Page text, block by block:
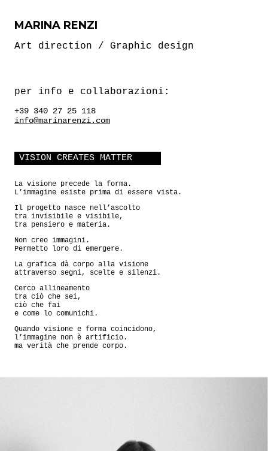
MARINA RENZI
Art direction / Graphic design
per info e collaborazioni:
+39 340 27 25 118
info@marinarenzi.com
VISION CREATES MATTER
La visione precede la forma.
L’immagine esiste prima di essere vista.
Il progetto nasce nell’ascolto
tra invisibile e visibile,
tra pensiero e materia.
Non creo immagini.
Permetto loro di emergere.
La grafica dà corpo alla visione
attraverso segni, scelte e silenzi.
Cerco allineamento
tra ciò che sei,
ciò che fai
e come lo comunichi.
Quando visione e forma coincidono,
l’immagine non è artificio.
ma verità che prende corpo.